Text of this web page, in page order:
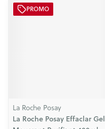
PROMO
La Roche Posay
La Roche Posay Effaclar Gel